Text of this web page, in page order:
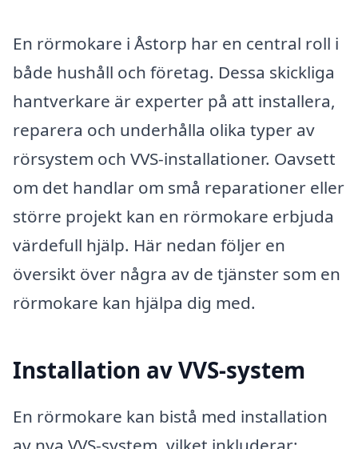
En rörmokare i Åstorp har en central roll i
både hushåll och företag. Dessa skickliga
hantverkare är experter på att installera,
reparera och underhålla olika typer av
rörsystem och VVS-installationer. Oavsett
om det handlar om små reparationer eller
större projekt kan en rörmokare erbjuda
värdefull hjälp. Här nedan följer en
översikt över några av de tjänster som en
rörmokare kan hjälpa dig med.
Installation av VVS-system
En rörmokare kan bistå med installation